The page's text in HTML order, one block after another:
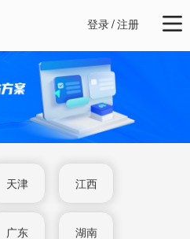
登录/注册
天津 江西
广东 湖南